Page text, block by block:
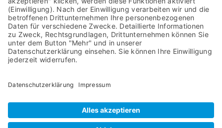
Rechtliches
Impressum
Datenschutz